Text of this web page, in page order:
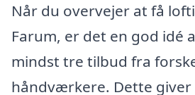
Når du overvejer at få
Farum, er det en god idé
mindst tre tilbud fra
håndværkere. Dette giver